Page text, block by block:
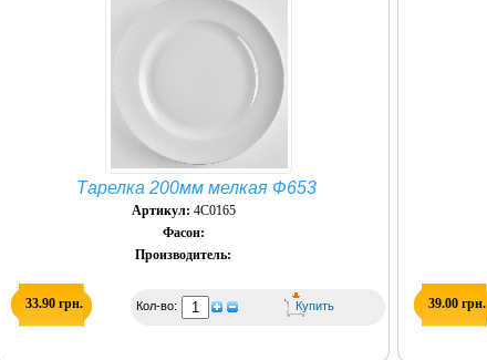
Тарелка 200мм мелкая Ф653
Артикул: 4С0165
Фасон:
Производитель:
33.90 грн. Кол-во: 39.00 грн.